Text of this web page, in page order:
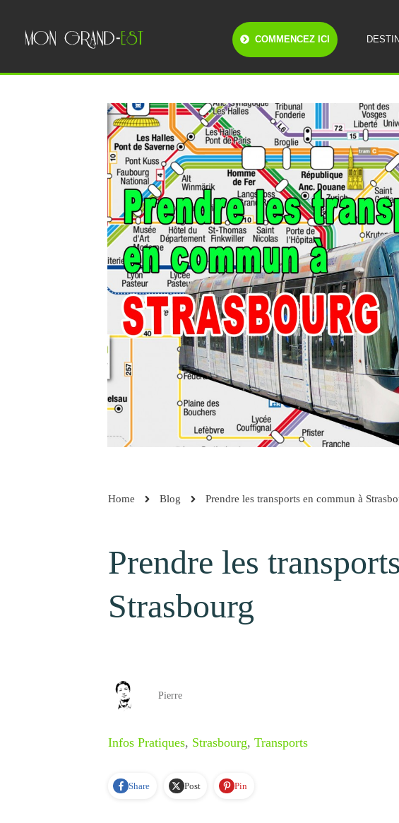
COMMENCEZ ICI
Home Blog Prendre les transports en commun à
Prendre les
Strasbourg
Pierre
Infos Pratiques, Strasbourg, Transports
Share Post Pin